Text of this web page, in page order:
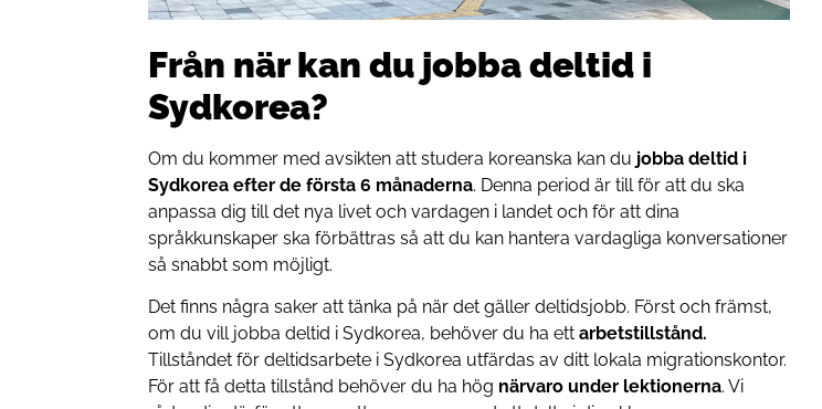
Från när kan du jobba deltid i
Sydkorea?
Om du kommer med avsikten att studera koreanska kan du jobba deltid i
Sydkorea efter de första 6 månaderna. Denna period är till för att du ska
anpassa dig till det nya livet och vardagen i landet och för att dina
språkkunskaper ska förbättras så att du kan hantera vardagliga konversationer
så snabbt som möjligt.
Det finns några saker att tänka på när det gäller deltidsjobb. Först och främst,
om du vill jobba deltid i Sydkorea, behöver du ha ettarbetstillstånd.
Tillståndet för deltidsarbete i Sydkorea utfärdas av ditt lokala migrationskontor.
För att få detta tillstånd behöver du ha hög närvaro under lektionerna. Vi